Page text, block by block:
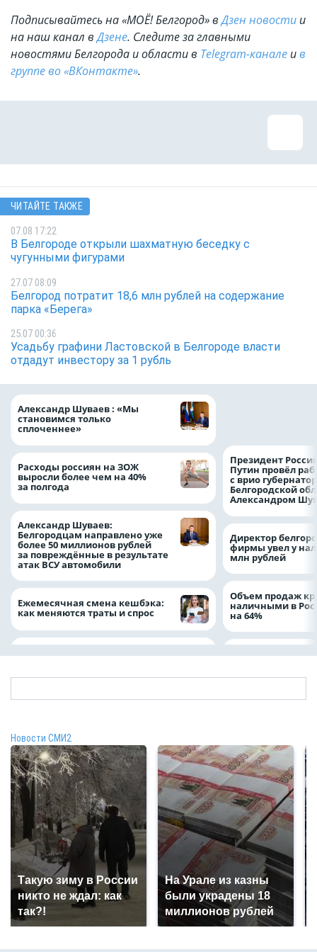
Подписывайтесь на «МОЁ! Белгород» вДзен новости и
на наш канал вДзене. Cледите за главными
новостями Белгорода и области в Telegram-канале ив
группе во «ВКонтакте».
ЧИТАЙТЕ ТАКЖЕ
07.08 17:22
В Белгороде открыли шахматную беседку с
чугунными фигурами
27.07 08:09
Белгород потратит 18,6 млн рублей на содержание
парка «Берега»
25.07 00:36
Усадьбу графини Ластовской в Белгороде власти
отдадут инвестору за 1 рубль
Александр Шуваев : «Мы
становимся только
сплоченнее»
Расходы россиян на ЗОЖ
выросли более чем на 40%
за полгода
Александр Шуваев:
Белгородцам направлено уже
более 50 миллионов рублей
за повреждённые в результате
атак ВСУ автомобили
Ежемесячная смена кешбэка:
как меняются траты и спрос
Президент
Путин провёл
с врио
Белгородской
Александром
Директор
фирмы увел у
млн рублей
Объем продаж
наличными в
на 64%
Новости СМИ2
Такую зиму в России
никто не ждал: как
так?!
На Урале из казны
были украдены 18
миллионов рублей